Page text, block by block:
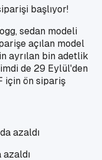
başlıyor!
sedan modeli
açılan model
ayrılan bin adetlik
de 29 Eylül'den
için ön sipariş